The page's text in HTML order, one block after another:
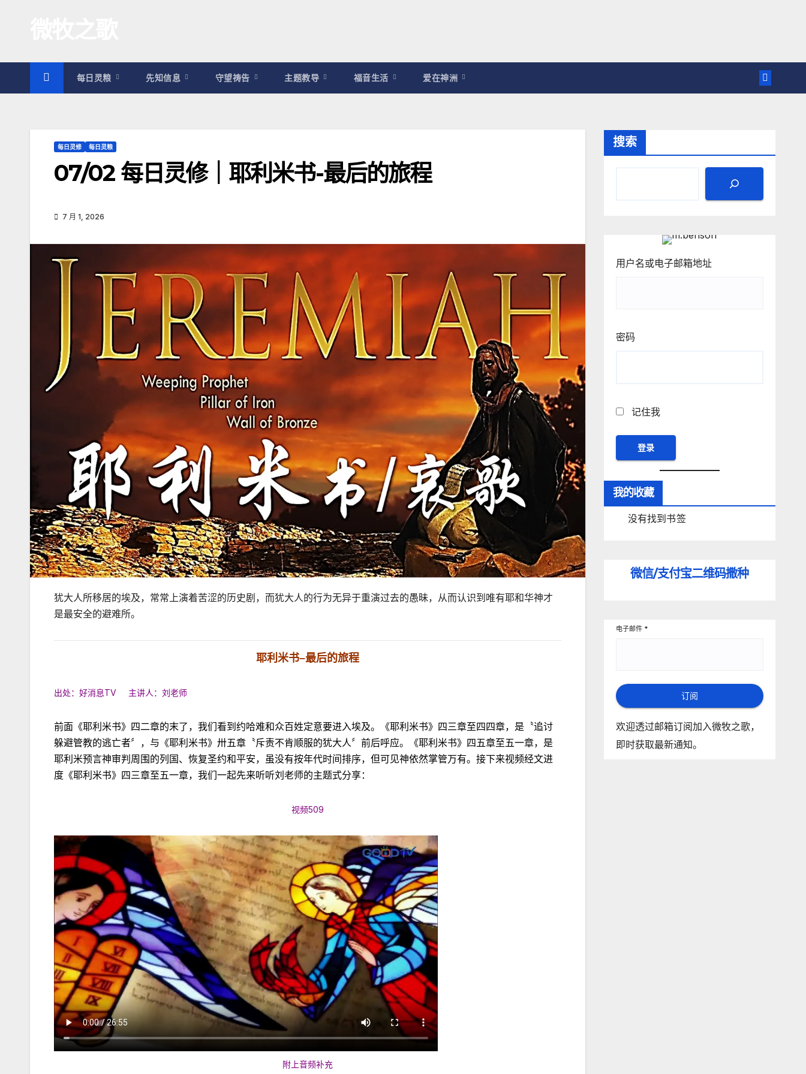
容
每日灵粮 先知信息 守望祷告 主题教导 福音生活 爱在神洲
每日灵修 每日灵粮
07/02 每日灵修｜耶利米书-最后的旅程
7 月 1, 2026
犹大人所移居的埃及，常常上演着苦涩的历史剧，而犹大人的行为无异于重演过去的愚昧，从而认识到唯有耶和华神才
是最安全的避难所。
耶利米书–最后的旅程
出处：好消息TV 主讲人：刘老师
前面《耶利米书》四二章的末了，我们看到约哈难和众百姓定意要进入埃及。《耶利米书》四三章至四四章，是〝追讨
躲避管教的逃亡者〞，与《耶利米书》卅五章〝斥责不肯顺服的犹大人〞前后呼应。《耶利米书》四五章至五一章，是
耶利米预言神审判周围的列国、恢复圣约和平安，虽没有按年代时间排序，但可见神依然掌管万有。接下来视频经文进
度《耶利米书》四三章至五一章，我们一起先来听听刘老师的主题式分享：
视频509
附上音频补充
搜索
用户名或电子邮箱地址
密码
记住我
我的收藏
没有找到书签
微信/支付宝二维码撒种
电子邮件 *
订阅
欢迎透过邮箱订阅加入微牧之歌，
即时获取最新通知。